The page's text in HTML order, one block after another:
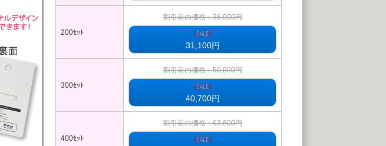
200ｾｯﾄ
割引前の価格：38,900円
31,100円
300ｾｯﾄ
割引前の価格：50,900円
40,700円
400ｾｯﾄ
割引前の価格：63,800円